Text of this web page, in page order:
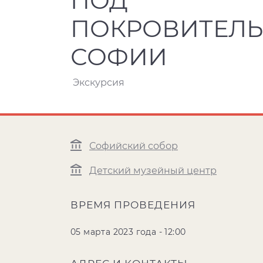
СОФИИ
Экскурсия
Софийский собор
Детский музейный центр
ВРЕМЯ ПРОВЕДЕНИЯ
05 марта 2023 года - 12:00